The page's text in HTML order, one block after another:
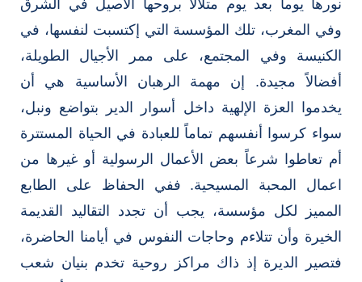
نورها يوماً بعد يوم متلألأ بروحها الأصيل في الشرق
وفي المغرب، تلك المؤسسة التي إكتسبت لنفسها، في
الكنيسة وفي المجتمع، على ممر الأجيال الطويلة،
أفضالاً مجيدة. إن مهمة الرهبان الأساسية هي أن
يخدموا العزة الإلهية داخل أسوار الدير بتواضع ونبل،
سواء كرسوا أنفسهم تماماً للعبادة في الحياة المستترة
أم تعاطوا شرعاً بعض الأعمال الرسولية أو غيرها من
اعمال المحبة المسيحية. ففي الحفاظ على الطابع
المميز لكل مؤسسة، يجب أن تجدد التقاليد القديمة
الخيرة وأن تتلاءم وحاجات النفوس في أيامنا الحاضرة،
فتصير الديرة إذ ذاك مراكز روحية تخدم بنيان شعب